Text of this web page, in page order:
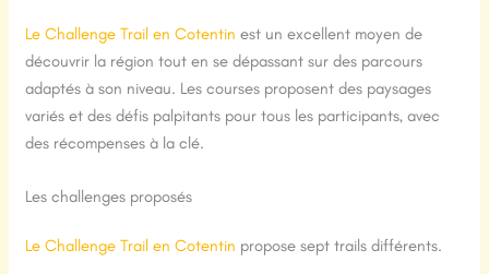
Le Challenge Trail en Cotentin est un excellent moyen de
découvrir la région tout en se dépassant sur des parcours
adaptés à son niveau. Les courses proposent des paysages
variés et des défis palpitants pour tous les participants, avec
des récompenses à la clé.
Les challenges proposés
Le Challenge Trail en Cotentin propose sept trails différents.